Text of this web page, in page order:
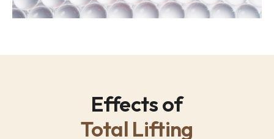
Effects of
Total Lifting